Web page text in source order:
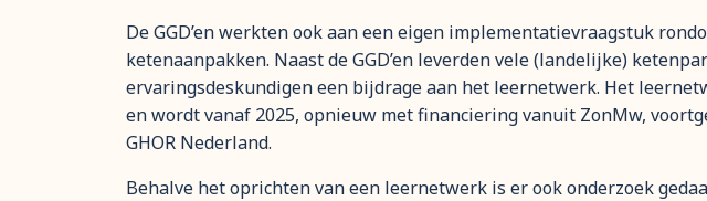
De GGD’en werkten ook aan een eigen implementatievraagstuk
ketenaanpakken. Naast de GGD’en leverden vele (landelijke)
ervaringsdeskundigen een bijdrage aan het leernetwerk. Het
en wordt vanaf 2025, opnieuw met financiering vanuit ZonMw,
GHOR Nederland.
Behalve het oprichten van een leernetwerk is er ook onderzoek